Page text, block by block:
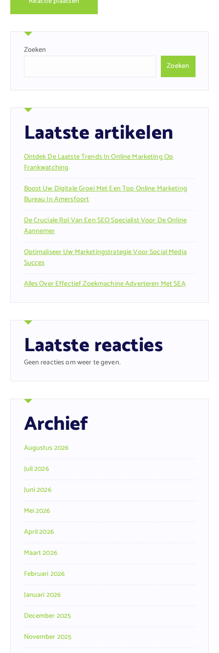
Zoeken
Zoeken
Laatste artikelen
Ontdek De Laatste Trends In Online Marketing Op
Frankwatching
Boost Uw Digitale Groei Met Een Top Online Marketing
Bureau In Amersfoort
De Cruciale Rol Van Een SEO Specialist Voor De Online
Aannemer
Optimaliseer Uw Marketingstrategie Voor Social Media
Succes
Alles Over Effectief Zoekmachine Adverteren Met SEA
Laatste reacties
Geen reacties om weer te geven.
Archief
Augustus 2026
Juli 2026
Juni 2026
Mei 2026
April 2026
Maart 2026
Februari 2026
Januari 2026
December 2025
November 2025